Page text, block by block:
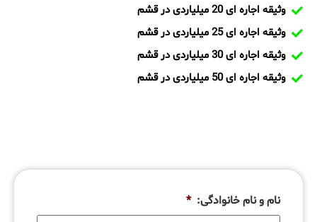
وثیقه اجاره ای 20 میلیاردی در قشم
وثیقه اجاره ای 25 میلیاردی در قشم
وثیقه اجاره ای 30 میلیاردی در قشم
وثیقه اجاره ای 50 میلیاردی در قشم
نام و نام خانوادگی: *